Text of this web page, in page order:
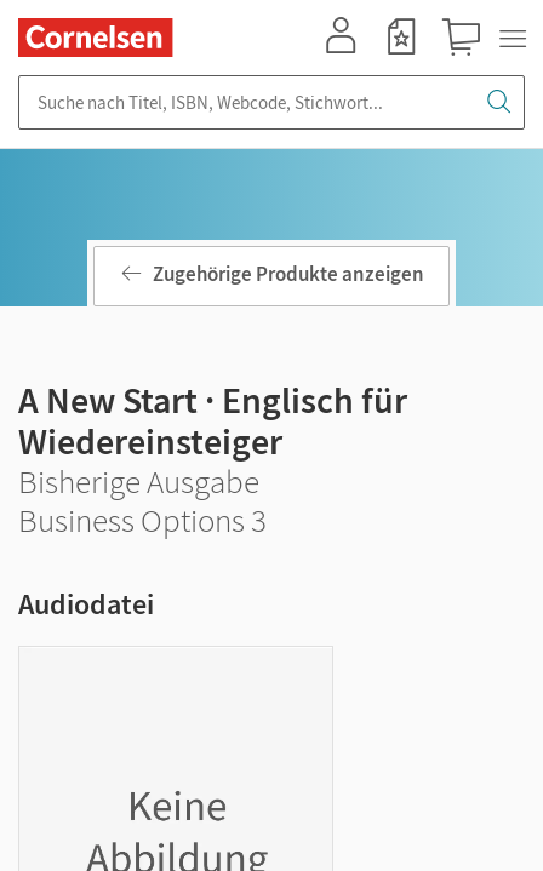
Zugehörige Produkte anzeigen
A New Start · Englisch für
Wiedereinsteiger
Bisherige Ausgabe
Business Options 3
Audiodatei